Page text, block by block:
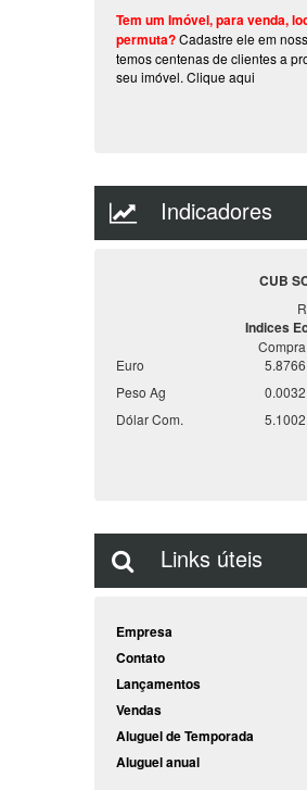
Tem um Imóvel, para venda,
permuta?Cadastre ele em
temos centenas de clientes a
seu imóvel. Clique aqui
Indicadores
CUB
Indices
Compra
Euro
5.8766
Peso Ag
0.0032
Dólar Com.
5.1002
Links úteis
Empresa
Contato
Lançamentos
Vendas
Aluguel de Temporada
Aluguel anual